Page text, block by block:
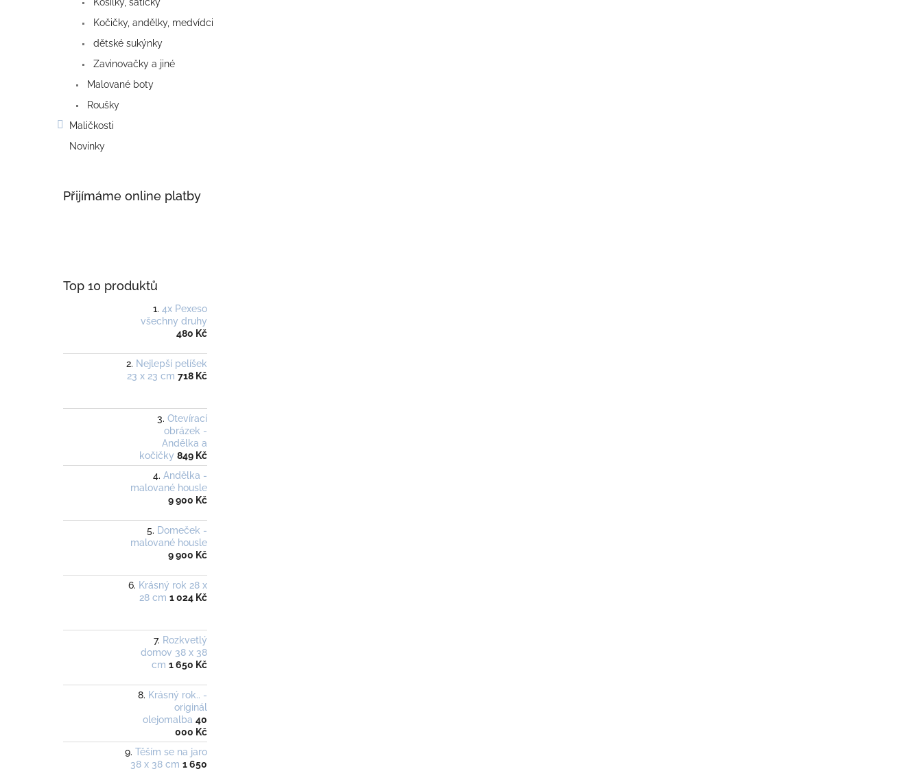
Košilky, šatičky
Kočičky, andělky, medvídci
dětské sukýnky
Zavinovačky a jiné
Malované boty
Roušky
Maličkosti
Novinky
Přijímáme online platby
Top 10 produktů
4x Pexeso
všechny druhy
480 Kč
Nejlepší pelíšek
23 x 23 cm 718 Kč
Otevírací
obrázek -
Andělka a
kočičky 849 Kč
Andělka -
malované housle
9 900 Kč
Domeček -
malované housle
9 900 Kč
Krásný rok 28 x
28 cm 1 024 Kč
Rozkvetlý
domov 38 x 38
cm 1 650 Kč
Krásný rok.. -
originál
olejomalba 40
000 Kč
Těším se na jaro
38 x 38 cm 1 650